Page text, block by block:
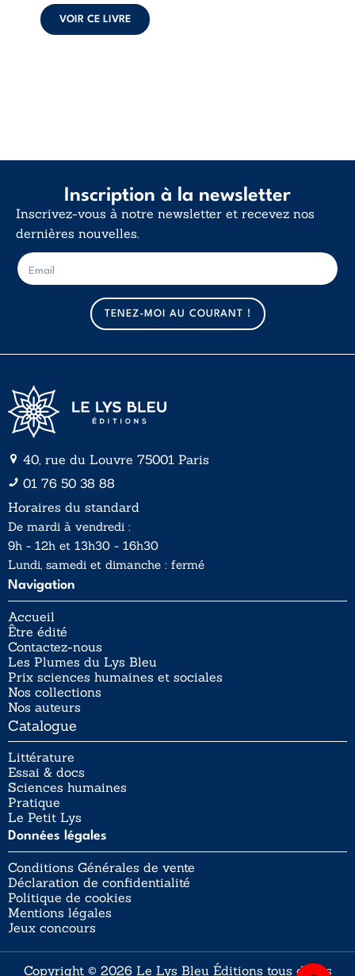
déclaration
d’existence pour ...
VOIR CE LIVRE
Inscription à la newsletter
Inscrivez-vous à notre newsletter et recevez nos
dernières nouvelles.
m
a
i
l
E
-
m
TENEZ-MOI AU COURANT !
40, rue du Louvre 75001 Paris
01 76 50 38 88
Horaires du standard
De mardi à vendredi :
9h - 12h et 13h30 - 16h30
Lundi, samedi et dimanche : fermé
Navigation
Accueil
Être édité
Contactez-nous
Les Plumes du Lys Bleu
Prix sciences humaines et sociales
Nos collections
Nos auteurs
Catalogue
Littérature
Essai & docs
Sciences humaines
Pratique
Le Petit Lys
Données légales
Conditions Générales de vente
Déclaration de confidentialité
Politique de cookies
Mentions légales
Jeux concours
Copyright © 2026 Le Lys Bleu Éditions tous droits